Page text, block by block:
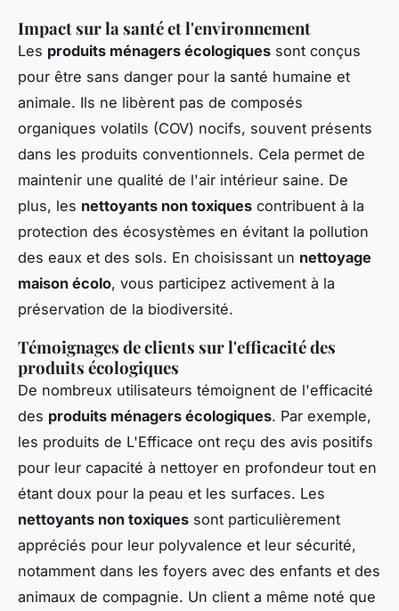
Impact sur la santé et l'environnement
Les produits ménagers écologiques sont conçus
pour être sans danger pour la santé humaine et
animale. Ils ne libèrent pas de composés
organiques volatils (COV) nocifs, souvent présents
dans les produits conventionnels. Cela permet de
maintenir une qualité de l'air intérieur saine. De
plus, les nettoyants non toxiques contribuent à la
protection des écosystèmes en évitant la pollution
des eaux et des sols. En choisissant un nettoyage
maison écolo, vous participez activement à la
préservation de la biodiversité.
Témoignages de clients sur l'efficacité des
produits écologiques
De nombreux utilisateurs témoignent de l'efficacité
des produits ménagers écologiques. Par exemple,
les produits de L'Efficace ont reçu des avis positifs
pour leur capacité à nettoyer en profondeur tout en
étant doux pour la peau et les surfaces. Les
nettoyants non toxiques sont particulièrement
appréciés pour leur polyvalence et leur sécurité,
notamment dans les foyers avec des enfants et des
animaux de compagnie. Un client a même noté que